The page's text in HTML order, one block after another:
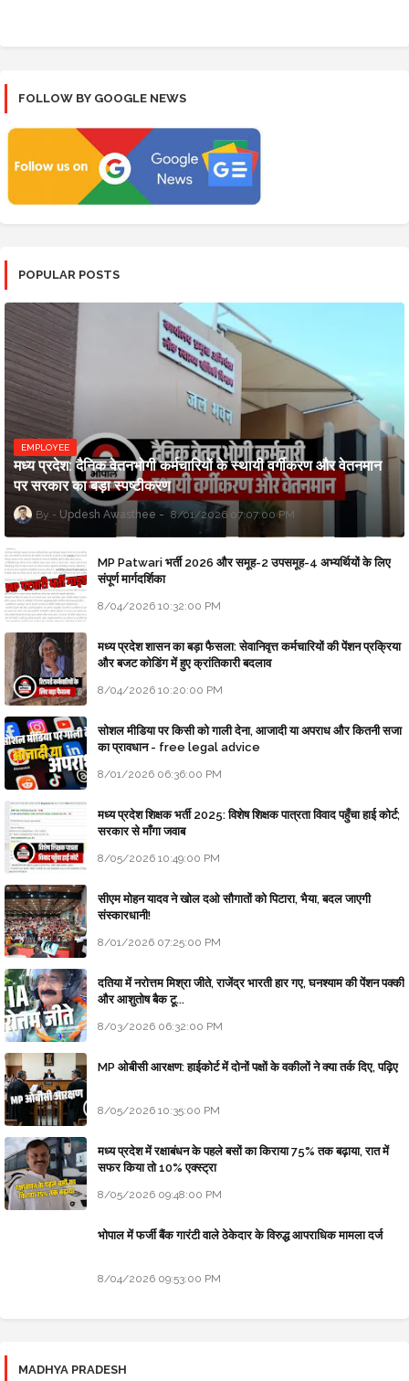
FOLLOW BY GOOGLE NEWS
POPULAR POSTS
EMPLOYEE
मध्य प्रदेश: दैनिक वेतनभोगी कर्मचारियों के स्थायी वर्गीकरण और वेतनमान
पर सरकार का बड़ा स्पष्टीकरण
Updesh Awasthee 8/01/2026 07:07:00 PM
MP Patwari भर्ती 2026 और समूह-2 उपसमूह-4 अभ्यर्थियों के लिए
संपूर्ण मार्गदर्शिका
8/04/2026 10:32:00 PM
मध्य प्रदेश शासन का बड़ा फैसला: सेवानिवृत्त कर्मचारियों की पेंशन प्रक्रिया
और बजट कोडिंग में हुए क्रांतिकारी बदलाव
8/04/2026 10:20:00 PM
सोशल मीडिया पर किसी को गाली देना, आजादी या अपराध और कितनी सजा
का प्रावधान - free legal advice
8/01/2026 06:36:00 PM
मध्य प्रदेश शिक्षक भर्ती 2025: विशेष शिक्षक पात्रता विवाद पहुँचा हाई कोर्ट;
सरकार से माँगा जवाब
8/05/2026 10:49:00 PM
सीएम मोहन यादव ने खोल दओ सौगातों को पिटारा, भैया, बदल जाएगी
संस्कारधानी!
8/01/2026 07:25:00 PM
दतिया में नरोत्तम मिश्रा जीते, राजेंद्र भारती हार गए, घनश्याम की पेंशन पक्की
और आशुतोष बैक टू...
8/03/2026 06:32:00 PM
MP ओबीसी आरक्षण: हाईकोर्ट में दोनों पक्षों के वकीलों ने क्या तर्क दिए, पढ़िए
8/05/2026 10:35:00 PM
मध्य प्रदेश में रक्षाबंधन के पहले बसों का किराया 75% तक बढ़ाया, रात में
सफर किया तो 10% एक्स्ट्रा
8/05/2026 09:48:00 PM
भोपाल में फर्जी बैंक गारंटी वाले ठेकेदार के विरुद्ध आपराधिक मामला दर्ज
8/04/2026 09:53:00 PM
MADHYA PRADESH